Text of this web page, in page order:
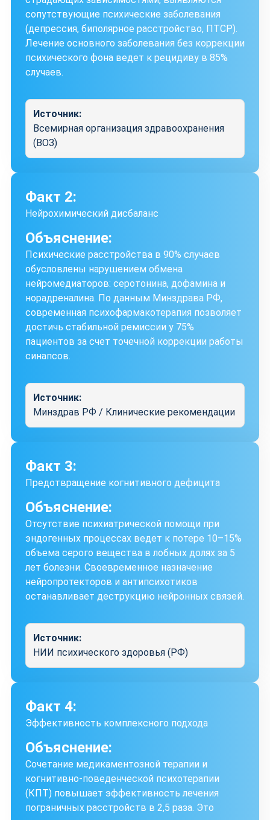
сопутствующие психические заболевания
(депрессия, биполярное расстройство, ПТСР).
Лечение основного заболевания без коррекции
психического фона ведет к рецидиву в 85%
случаев.
Источник:
Всемирная организация здравоохранения
(ВОЗ)
Факт 2:
Нейрохимический дисбаланс
Объяснение:
Психические расстройства в 90% случаев
обусловлены нарушением обмена
нейромедиаторов: серотонина, дофамина и
норадреналина. По данным Минздрава РФ,
современная психофармакотерапия позволяет
достичь стабильной ремиссии у 75%
пациентов за счет точечной коррекции работы
синапсов.
Источник:
Минздрав РФ / Клинические рекомендации
Факт 3:
Предотвращение когнитивного дефицита
Объяснение:
Отсутствие психиатрической помощи при
эндогенных процессах ведет к потере 10–15%
объема серого вещества в лобных долях за 5
лет болезни. Своевременное назначение
нейропротекторов и антипсихотиков
останавливает деструкцию нейронных связей.
Источник:
НИИ психического здоровья (РФ)
Факт 4:
Эффективность комплексного подхода
Объяснение:
Сочетание медикаментозной терапии и
когнитивно-поведенческой психотерапии
(КПТ) повышает эффективность лечения
пограничных расстройств в 2,5 раза. Это